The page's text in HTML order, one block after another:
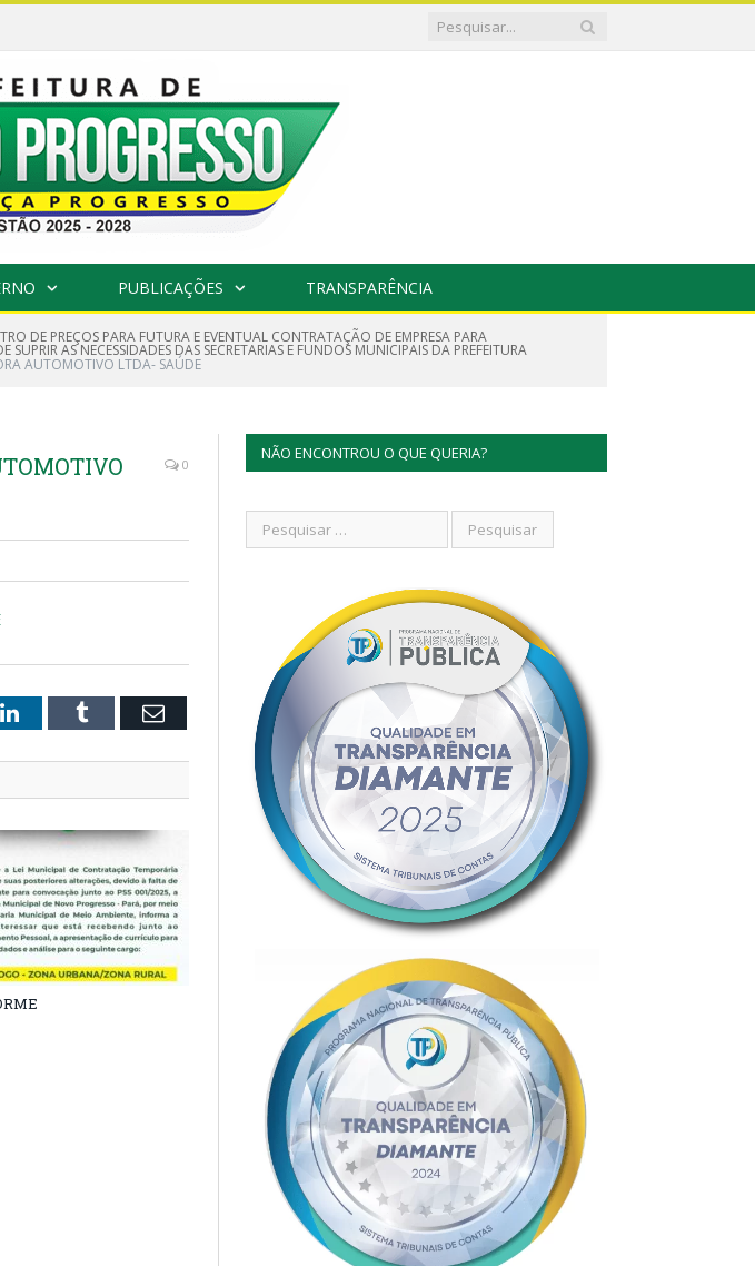
PUBLICAÇÕES TRANSPARÊNCIA
DE PREÇOS PARA FUTURA E EVENTUAL CONTRATAÇÃO DE EMPRESA PARA
AS NECESSIDADES DAS SECRETARIAS E FUNDOS MUNICIPAIS DA PREFEITURA
AUTOMOTIVO LTDA- SAÚDE
0
LinkedInTumblr Email
NÃO ENCONTROU O QUE QUERIA?